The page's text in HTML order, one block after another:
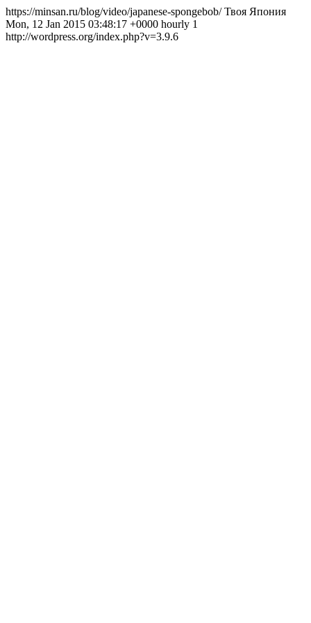
https://minsan.ru/blog/video/japanese-spongebob/ Твоя Япония
Mon, 12 Jan 2015 03:48:17 +0000 hourly 1
http://wordpress.org/index.php?v=3.9.6